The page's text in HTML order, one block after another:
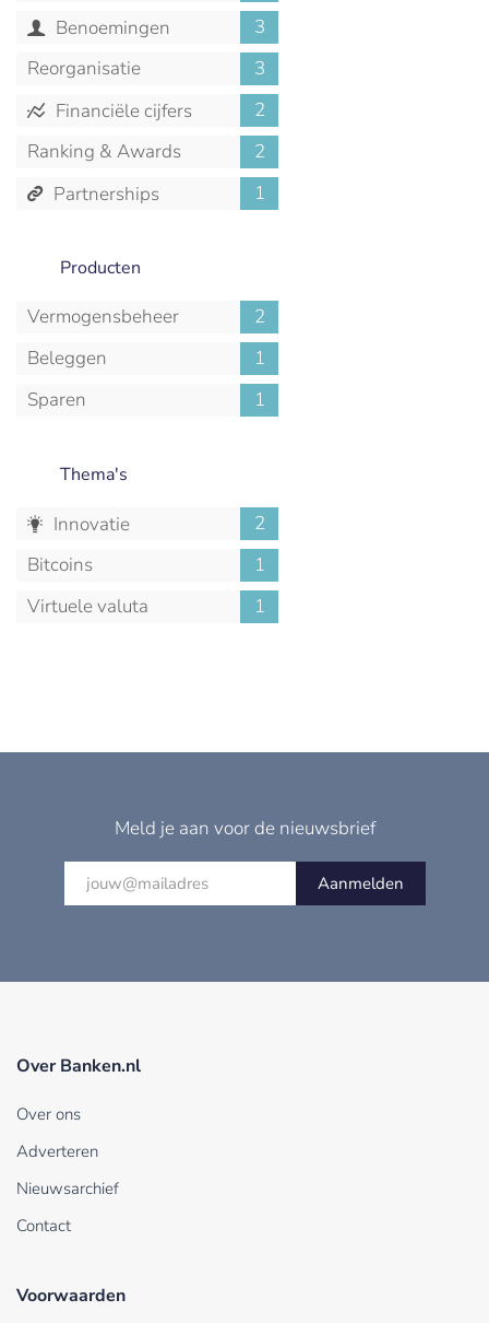
Benoemingen
3
Reorganisatie
3
Financiële cijfers
2
Ranking & Awards
2
Partnerships
1
Producten
Vermogensbeheer
2
Beleggen
1
Sparen
1
Thema's
Innovatie
2
Bitcoins
1
Virtuele valuta
1
Meld je aan voor de nieuwsbrief
Aanmelden
Over Banken.nl
Over ons
Adverteren
Nieuwsarchief
Contact
Voorwaarden